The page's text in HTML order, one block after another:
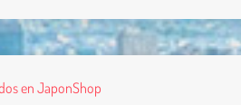
en JaponShop